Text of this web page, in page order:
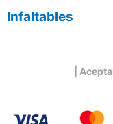
Infaltables
|